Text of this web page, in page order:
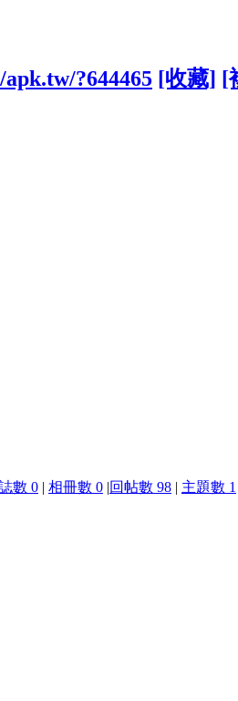
?644465 [收藏] [
數 0 | 相冊數 0 |回帖數 98 | 主題數 1